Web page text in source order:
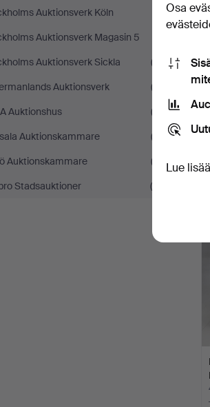
Auktionsverk Köln
Auktionsverk Magasin 5
Auktionsverk Sickla
(2)
Auktionsverk
(3)
Auktionshus
(2)
Auktionskammare
(2)
Auktionskammare
(3)
Stadsauktioner
(6)
Osa
Lue lisää